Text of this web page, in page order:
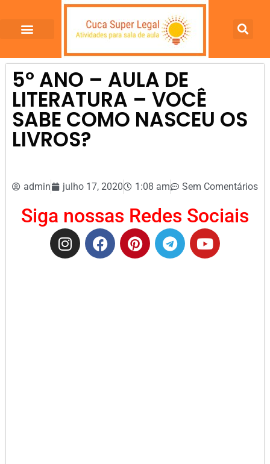
5º ANO – AULA DE
LITERATURA – VOCÊ
SABE COMO NASCEU OS
LIVROS?
admin julho 17, 2020 1:08 am Sem Comentários
Siga nossas Redes Sociais